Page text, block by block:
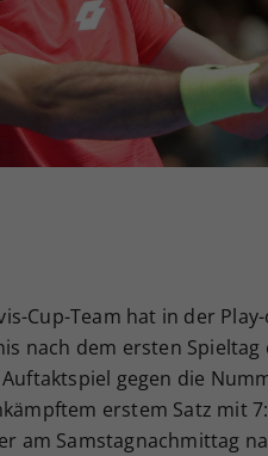
Cup-Team hat in der
nach dem ersten
gegen die
erstem Satz mit
am Samstagnachmittag